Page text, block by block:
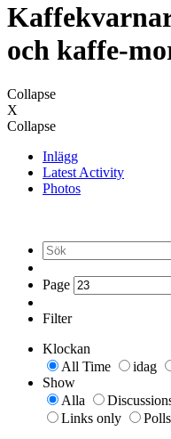
och kaffe-
Collapse
X
Collapse
Inlägg
Latest Activity
Photos
Page
Filter
Klockan
All Time
idag
Show
Alla
Links only